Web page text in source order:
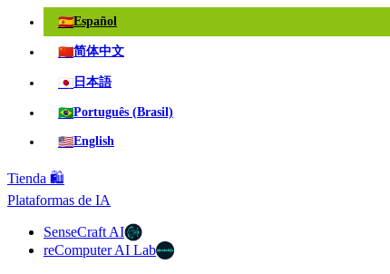
🇪🇸Español
🇨🇳简体中文
🇯🇵 日本語
🇧🇷Português (Brasil)
🇺🇸English
Tienda 🛍️
Plataformas de IA
SenseCraft AI
reComputer AI Lab